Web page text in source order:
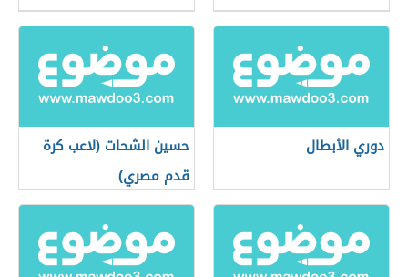
دوري الأبطال
حسين الشحات (لاعب كرة
قدم مصري)